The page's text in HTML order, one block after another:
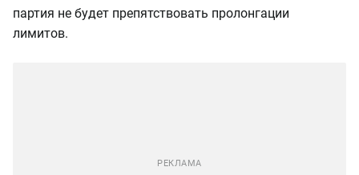
партия не будет препятствовать пролонгации
лимитов.